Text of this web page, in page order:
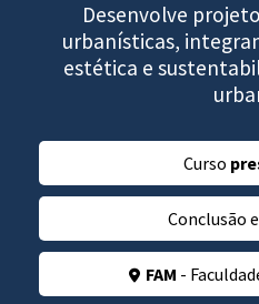
Desenvolve
urbanísticas,
estética e
Curso
Conclusão
FAM -